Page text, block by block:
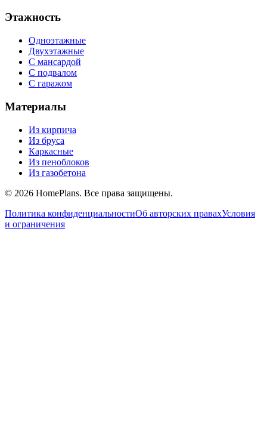
Этажность
Одноэтажные
Двухэтажные
С мансардой
С подвалом
С гаражом
Материалы
Из кирпича
Из бруса
Каркасные
Из пеноблоков
Из газобетона
© 2026 HomePlans. Все права защищены.
Политика конфиденциальностиОб авторских правахУсловия
и ограничения